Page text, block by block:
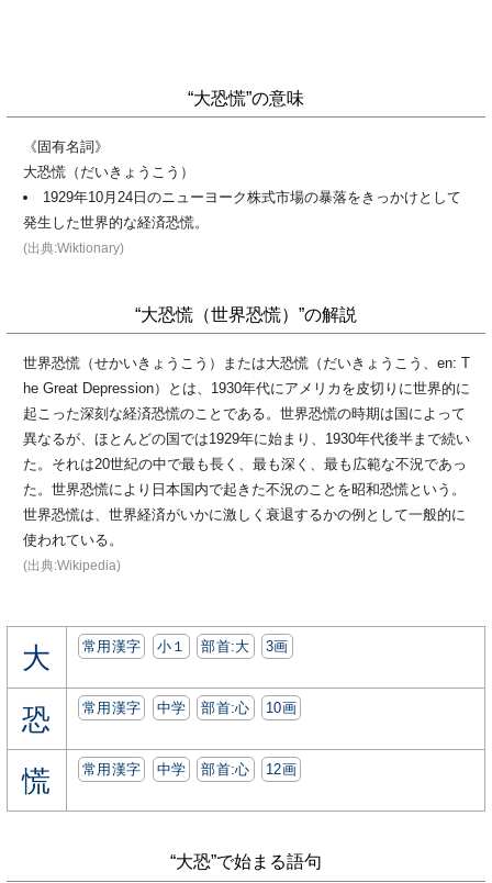
“大恐慌”の意味
《固有名詞》
大恐慌（だいきょうこう）
1929年10月24日のニューヨーク株式市場の暴落をきっかけとして
発生した世界的な経済恐慌。
(出典:Wiktionary)
“大恐慌（世界恐慌）”の解説
世界恐慌（せかいきょうこう）または大恐慌（だいきょうこう、en: T
he Great Depression）とは、1930年代にアメリカを皮切りに世界的に
起こった深刻な経済恐慌のことである。世界恐慌の時期は国によって
異なるが、ほとんどの国では1929年に始まり、1930年代後半まで続い
た。それは20世紀の中で最も長く、最も深く、最も広範な不況であっ
た。世界恐慌により日本国内で起きた不況のことを昭和恐慌という。
世界恐慌は、世界経済がいかに激しく衰退するかの例として一般的に
使われている。
(出典:Wikipedia)
大 常用漢字 小１ 部首:⼤ 3画
恐 常用漢字 中学 部首:⼼ 10画
慌 常用漢字 中学 部首:⼼ 12画
“大恐”で始まる語句